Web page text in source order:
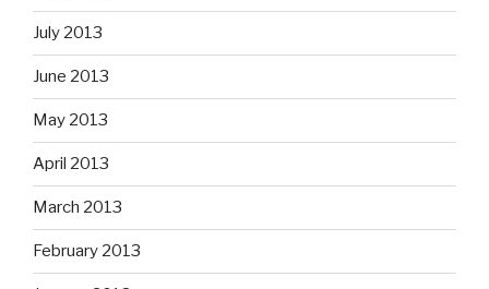
July 2013
June 2013
May 2013
April 2013
March 2013
February 2013